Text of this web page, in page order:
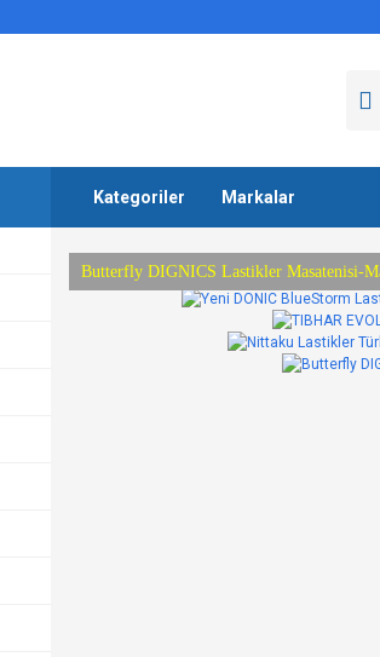
Kategoriler Markalar
Yeni DONIC Bluestar lastikler Türkiye
Yeni DONIC BlueStorm Lastikler şimdi
TIBHAR EVOLUTION Lastikler
Nittaku Lastikler Türkiye Genel
Butterfly DIGNICS Lastikler Masatenisi-